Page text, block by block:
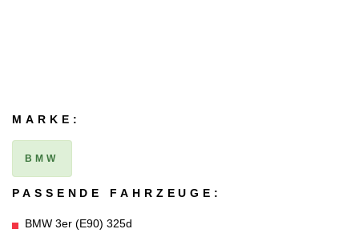
MARKE:
BMW
PASSENDE FAHRZEUGE:
BMW 3er (E90) 325d